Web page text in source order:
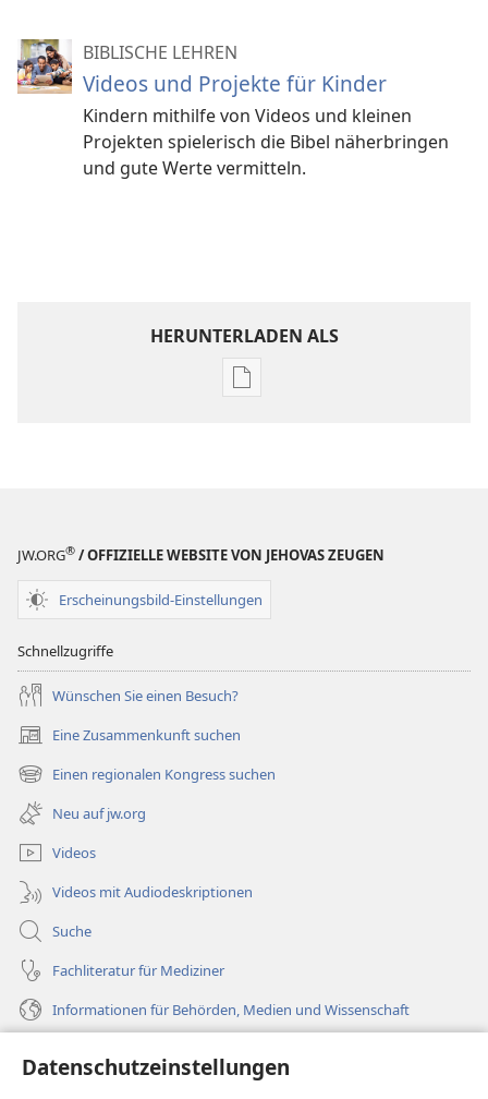
Datenschutzeinstellungen
BIBLISCHE LEHREN
Videos und Projekte für Kinder
Kindern mithilfe von Videos und kleinen
Projekten spielerisch die Bibel näherbringen
und gute Werte vermitteln.
HERUNTERLADEN ALS
Downloadoptionen
Mitmachseiten
JW.ORG® / OFFIZIELLE WEBSITE VON JEHOVAS ZEUGEN
Erscheinungsbild-Einstellungen
Schnellzugriffe
Wünschen Sie einen Besuch?
Eine Zusammenkunft suchen
(öffnet
neues
Fenster)
Einen regionalen Kongress suchen
(öffnet
neues
Fenster)
Neu auf jw.org
Videos
Videos mit Audiodeskriptionen
Suche
Fachliteratur für Mediziner
Informationen für Behörden, Medien und Wissenschaft